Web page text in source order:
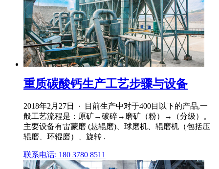
重质碳酸钙生产工艺步骤与设备
2018年2月27日 · 目前生产中对于400目以下的产品,一
般工艺流程是：原矿→破碎→磨矿（粉）→（分级）。
主要设备有雷蒙磨 (悬辊磨)、球磨机、辊磨机（包括压
辊磨、环辊磨）、旋转 .
联系电话: 180 3780 8511